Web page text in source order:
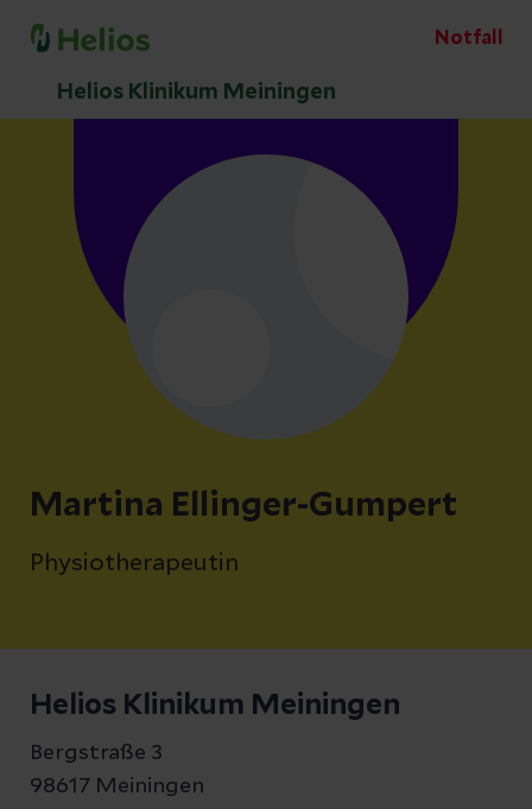
Notfall
Helios Klinikum Meiningen
Martina Ellinger-Gumpert
Physiotherapeutin
Helios Klinikum Meiningen
Bergstraße 3
98617 Meiningen